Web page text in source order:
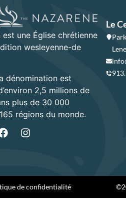
est une Église chrétienne
wesleyenne-de
dénomination est
2,5 millions de
plus de 30 000
régions du monde.
Le
de confidentialité